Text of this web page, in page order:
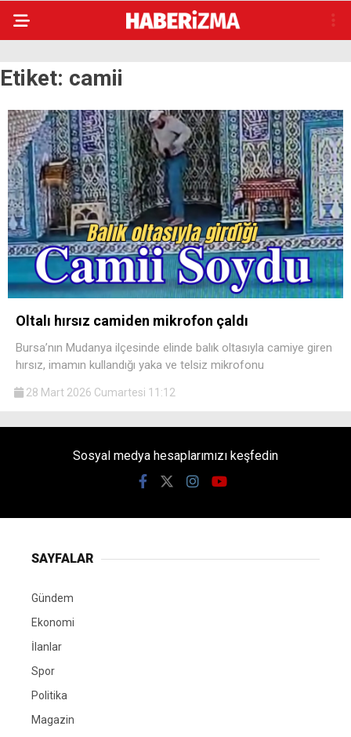
Etiket: camii
Oltalı hırsız camiden mikrofon çaldı
Bursa’nın Mudanya ilçesinde elinde balık oltasıyla camiye giren
hırsız, imamın kullandığı yaka ve telsiz mikrofonu
28 Mart 2026 Cumartesi 11:12
Sosyal medya hesaplarımızı keşfedin
SAYFALAR
Gündem
Ekonomi
İlanlar
Spor
Politika
Magazin